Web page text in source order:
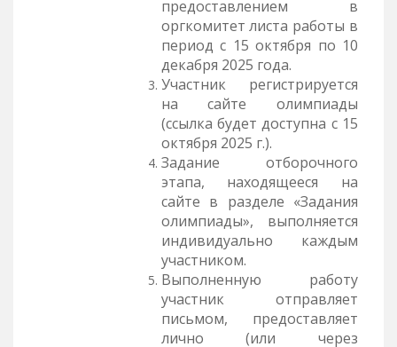
предоставлением в
оргкомитет листа работы в
период с 15 октября по 10
декабря 2025 года.
Участник регистрируется
на сайте олимпиады
(ссылка будет доступна с 15
октября 2025 г.).
Задание отборочного
этапа, находящееся на
сайте в разделе «Задания
олимпиады», выполняется
индивидуально каждым
участником.
Выполненную работу
участник отправляет
письмом, предоставляет
лично (или через